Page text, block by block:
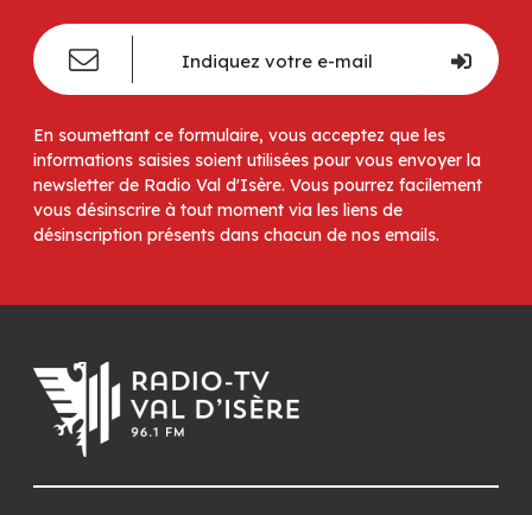
En soumettant ce formulaire, vous acceptez que les
informations saisies soient utilisées pour vous envoyer la
newsletter de Radio Val d'Isère. Vous pourrez facilement
vous désinscrire à tout moment via les liens de
désinscription présents dans chacun de nos emails.